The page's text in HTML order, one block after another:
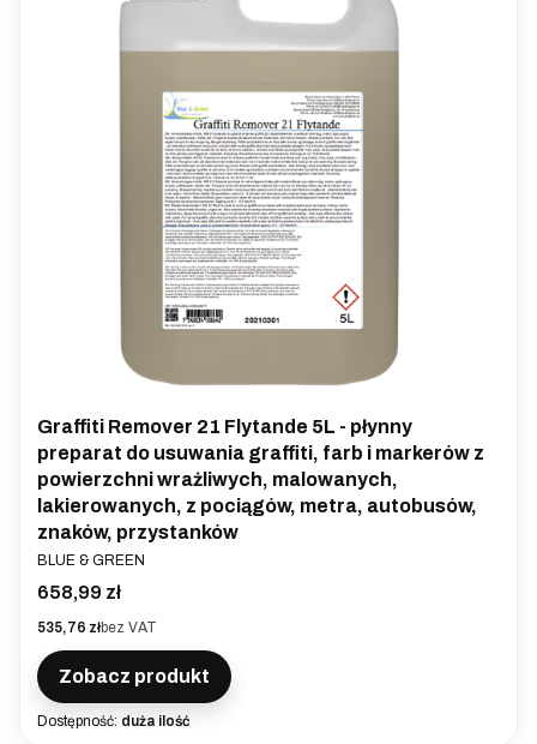
Graffiti Remover 21 Flytande 5L - płynny
preparat do usuwania graffiti, farb i markerów z
powierzchni wrażliwych, malowanych,
lakierowanych, z pociągów, metra, autobusów,
znaków, przystanków
PRODUCENT
BLUE & GREEN
Cena
658,99 zł
Cena
535,76 złbez VAT
Zobacz produkt
Dostępność: duża ilość